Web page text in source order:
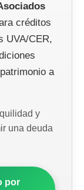
créditos
UVA/CER,
a
y
una deuda
por